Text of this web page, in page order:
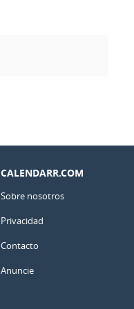
CALENDARR.COM
Sobre nosotros
Privacidad
Contacto
Anuncie